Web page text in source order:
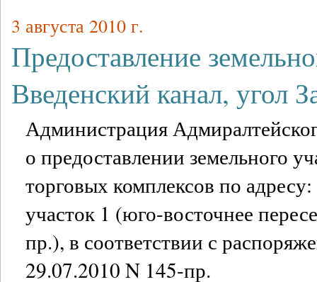
3 августа 2010 г.
Предоставление
Введенский канал, угол
Администрация
о предоставлении земельного
торговых комплексов по
участок 1 (юго-восточнее
пр.), в соответствии с
29.07.2010 N 145-пр.